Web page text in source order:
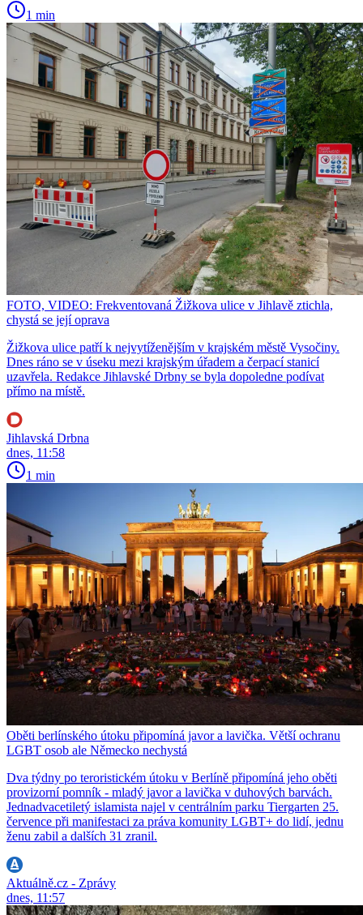
1 min
FOTO, VIDEO: Frekventovaná Žižkova ulice v Jihlavě ztichla,
chystá se její oprava
Žižkova ulice patří k nejvytíženějším v krajském městě Vysočiny.
Dnes ráno se v úseku mezi krajským úřadem a čerpací stanicí
uzavřela. Redakce Jihlavské Drbny se byla dopoledne podívat
přímo na místě.
Jihlavská Drbna
dnes, 11:58
1 min
Oběti berlínského útoku připomíná javor a lavička. Větší ochranu
LGBT osob ale Německo nechystá
Dva týdny po teroristickém útoku v Berlíně připomíná jeho oběti
provizorní pomník - mladý javor a lavička v duhových barvách.
Jednadvacetiletý islamista najel v centrálním parku Tiergarten 25.
července při manifestaci za práva komunity LGBT+ do lidí, jednu
ženu zabil a dalších 31 zranil.
Aktuálně.cz - Zprávy
dnes, 11:57